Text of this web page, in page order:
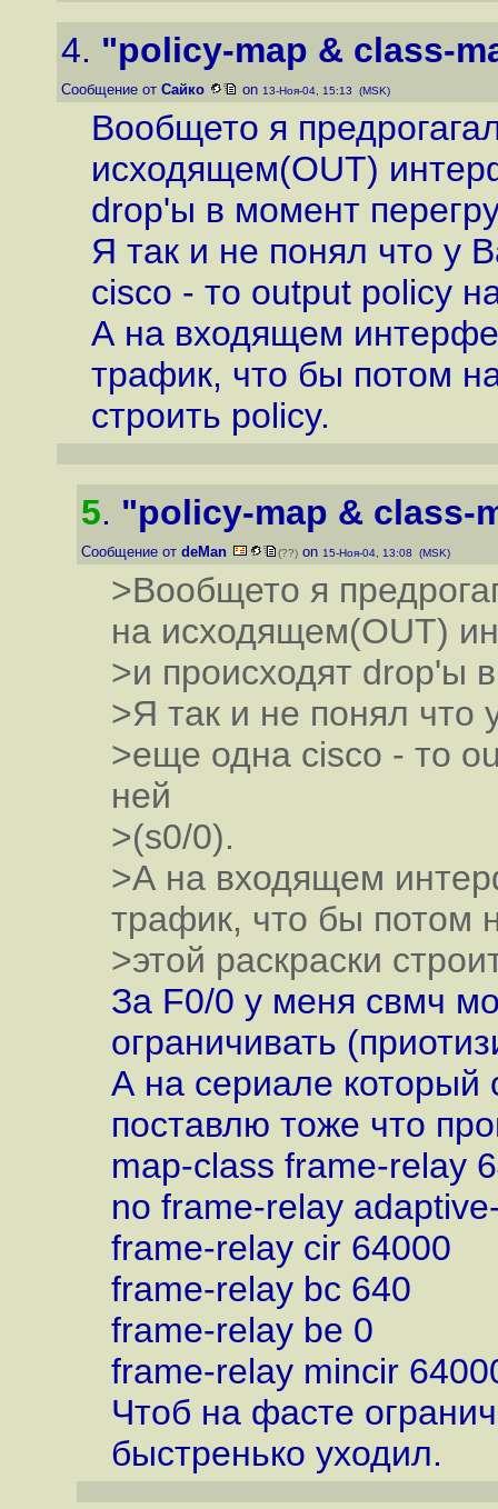
4. "policy-map & class-
Сообщение от Сайко on 13-Ноя-04, 15:13 (MSK)
Вообщето я
исходящем(OUT)
drop'ы в момент
Я так и не понял что у
cisco - то output policy
А на входящем
трафик, что бы потом
строить policy.
5. "policy-map & class-
Сообщение от deMan (??) on 15-Ноя-04, 13:08 (MSK)
>Вообщето я
на исходящем(OUT)
>и происходят drop'ы
>Я так и не понял что
>еще одна cisco - то
ней
>(s0/0).
>А на входящем
трафик, что бы потом
>этой раскраски
За F0/0 у меня свмч
ограничивать
А на сериале который
поставлю тоже что
map-class frame-relay
no frame-relay
frame-relay cir 64000
frame-relay bc 640
frame-relay be 0
frame-relay mincir
Чтоб на фасте
быстренько уходил.